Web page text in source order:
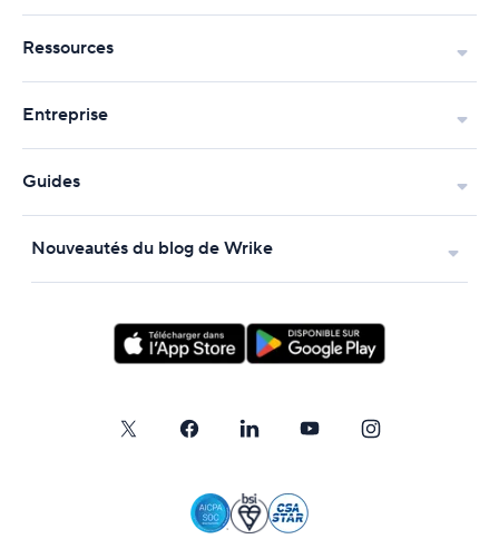
Ressources
Entreprise
Guides
Nouveautés du blog de Wrike